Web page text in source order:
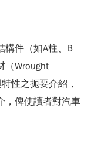
構件（如A柱、B
（Wrought
性之扼要介紹，
，俾使讀者對汽車